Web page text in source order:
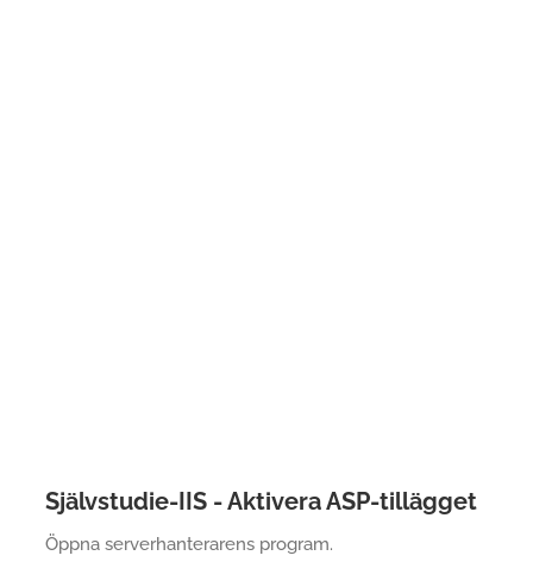
Självstudie-IIS - Aktivera ASP-tillägget
Öppna serverhanterarens program.